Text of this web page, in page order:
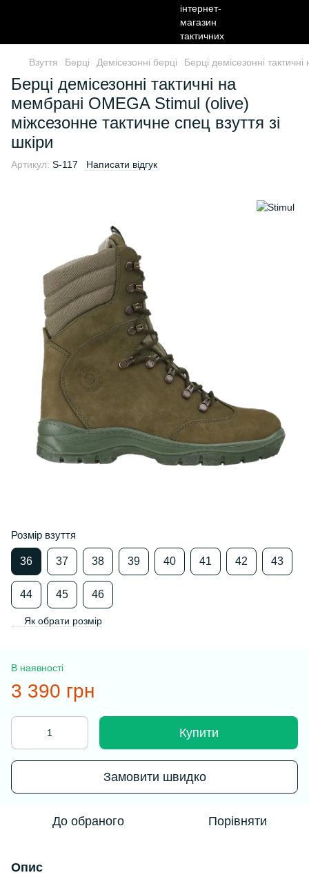
Взуття Берці Демісезонні берці Берці демісезонні
Берці демісезонні тактичні на
мембрані OMEGA Stimul (olive)
міжсезонне тактичне спец взуття зі
шкіри
Артикул: S-117 Написати відгук
Розмір взуття
36 37 38 39 40 41 42 43
44 45 46
Як обрати розмір
В наявності
3 390 грн
Купити
Замовити швидко
До обраного Порівняти
Опис